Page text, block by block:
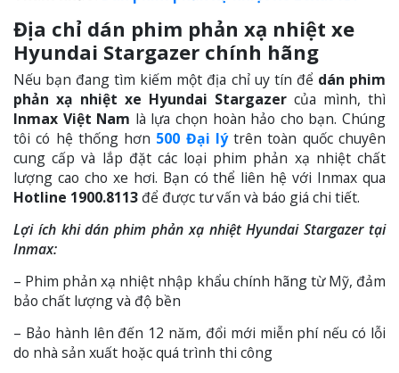
Địa chỉ dán phim phản xạ nhiệt xe
Hyundai Stargazer chính hãng
Nếu bạn đang tìm kiếm một địa chỉ uy tín để dán phim
phản xạ nhiệt xe Hyundai Stargazer của mình, thì
Inmax Việt Nam là lựa chọn hoàn hảo cho bạn. Chúng
tôi có hệ thống hơn 500 Đại lýtrên toàn quốc chuyên
cung cấp và lắp đặt các loại phim phản xạ nhiệt chất
lượng cao cho xe hơi. Bạn có thể liên hệ với Inmax qua
Hotline 1900.8113 để được tư vấn và báo giá chi tiết.
Lợi ích khi dán phim phản xạ nhiệt Hyundai Stargazer tại
Inmax:
– Phim phản xạ nhiệt nhập khẩu chính hãng từ Mỹ, đảm
bảo chất lượng và độ bền
– Bảo hành lên đến 12 năm, đổi mới miễn phí nếu có lỗi
do nhà sản xuất hoặc quá trình thi công